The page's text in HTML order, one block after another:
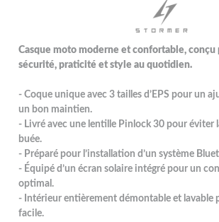
Casque moto moderne et confortable,
sécurité, praticité et style au quotidien.
- Coque unique avec 3 tailles d’EPS pour un
un bon maintien.
- Livré avec une lentille Pinlock 30 pour éviter
buée.
- Préparé pour l’installation d’un système
- Équipé d’un écran solaire intégré pour un
optimal.
- Intérieur entièrement démontable et lavable
facile.